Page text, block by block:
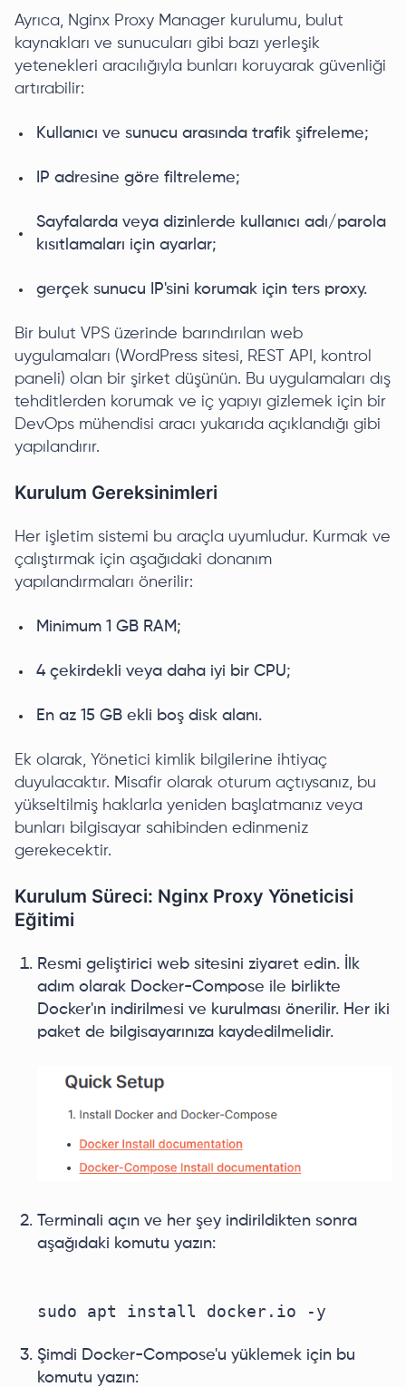
Ayrıca, Nginx Proxy Manager kurulumu, bulut
kaynakları ve sunucuları gibi bazı yerleşik
yetenekleri aracılığıyla bunları koruyarak güvenliği
artırabilir:
Kullanıcı ve sunucu arasında trafik şifreleme;
IP adresine göre filtreleme;
Sayfalarda veya dizinlerde kullanıcı adı/parola
kısıtlamaları için ayarlar;
gerçek sunucu IP'sini korumak için ters proxy.
Bir bulut VPS üzerinde barındırılan web
uygulamaları (WordPress sitesi, REST API, kontrol
paneli) olan bir şirket düşünün. Bu uygulamaları dış
tehditlerden korumak ve iç yapıyı gizlemek için bir
DevOps mühendisi aracı yukarıda açıklandığı gibi
yapılandırır.
Kurulum Gereksinimleri
Her işletim sistemi bu araçla uyumludur. Kurmak ve
çalıştırmak için aşağıdaki donanım
yapılandırmaları önerilir:
Minimum 1 GB RAM;
4 çekirdekli veya daha iyi bir CPU;
En az 15 GB ekli boş disk alanı.
Ek olarak, Yönetici kimlik bilgilerine ihtiyaç
duyulacaktır. Misafir olarak oturum açtıysanız, bu
yükseltilmiş haklarla yeniden başlatmanız veya
bunları bilgisayar sahibinden edinmeniz
gerekecektir.
Kurulum Süreci: Nginx Proxy Yöneticisi
Eğitimi
Resmi geliştirici web sitesini ziyaret edin. İlk
adım olarak Docker-Compose ile birlikte
Docker'ın indirilmesi ve kurulması önerilir. Her iki
paket de bilgisayarınıza kaydedilmelidir.
Terminali açın ve her şey indirildikten sonra
aşağıdaki komutu yazın:
Şimdi Docker-Compose'u yüklemek için bu
komutu yazın: